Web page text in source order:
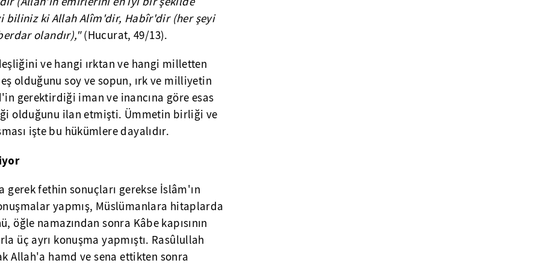
biliniz ki Allah Alîm'dir, Habîr'dir (her şeyi
olandır),"(Hucurat, 49/13).
ve hangi ırktan ve hangi milletten
olduğunu soy ve sopun, ırk ve milliyetin
gerektirdiği iman ve inancına göre esas
olduğunu ilan etmişti. Ümmetin birliği ve
işte bu hükümlere dayalıdır.
fethin sonuçları gerekse İslâm'ın
yapmış, Müslümanlara hitaplarda
namazından sonra Kâbe kapısının
üç ayrı konuşma yapmıştı. Rasûlullah
Allah'a hamd ve sena ettikten sonra